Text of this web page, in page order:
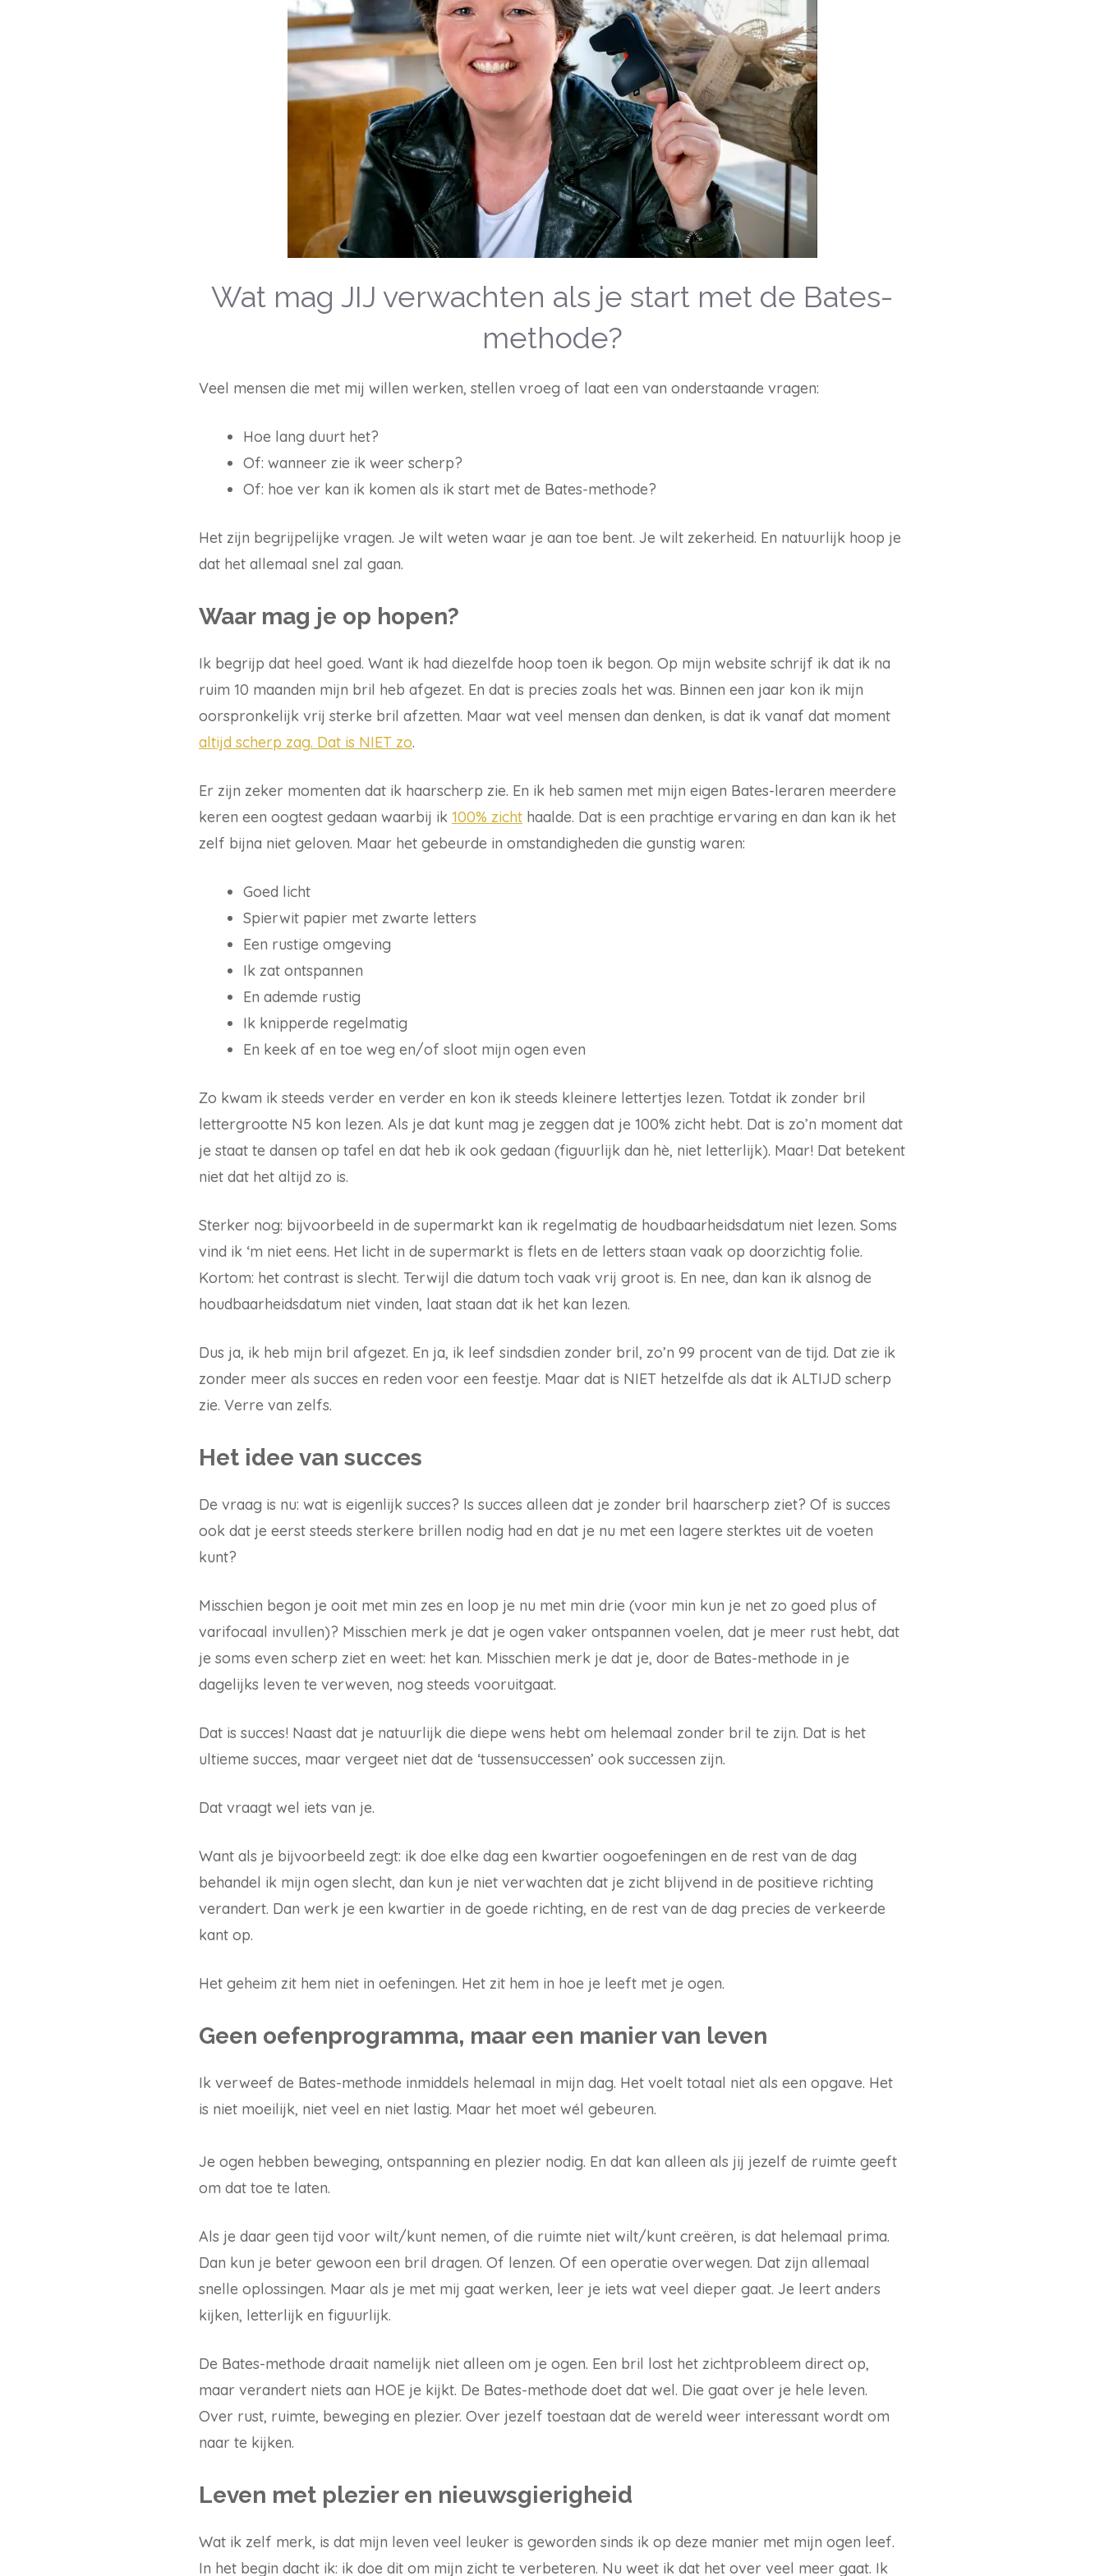
Wat mag JIJ verwachten als je start met de Bates-
methode?
Veel mensen die met mij willen werken, stellen vroeg of laat een van onderstaande vragen:
Hoe lang duurt het?
Of: wanneer zie ik weer scherp?
Of: hoe ver kan ik komen als ik start met de Bates-methode?
Het zijn begrijpelijke vragen. Je wilt weten waar je aan toe bent. Je wilt zekerheid. En natuurlijk hoop je
dat het allemaal snel zal gaan.
Waar mag je op hopen?
Ik begrijp dat heel goed. Want ik had diezelfde hoop toen ik begon. Op mijn website schrijf ik dat ik na
ruim 10 maanden mijn bril heb afgezet. En dat is precies zoals het was. Binnen een jaar kon ik mijn
oorspronkelijk vrij sterke bril afzetten. Maar wat veel mensen dan denken, is dat ik vanaf dat moment
altijd scherp zag. Dat is NIET zo.
Er zijn zeker momenten dat ik haarscherp zie. En ik heb samen met mijn eigen Bates-leraren meerdere
keren een oogtest gedaan waarbij ik 100% zicht haalde. Dat is een prachtige ervaring en dan kan ik het
zelf bijna niet geloven. Maar het gebeurde in omstandigheden die gunstig waren:
Goed licht
Spierwit papier met zwarte letters
Een rustige omgeving
Ik zat ontspannen
En ademde rustig
Ik knipperde regelmatig
En keek af en toe weg en/of sloot mijn ogen even
Zo kwam ik steeds verder en verder en kon ik steeds kleinere lettertjes lezen. Totdat ik zonder bril
lettergrootte N5 kon lezen. Als je dat kunt mag je zeggen dat je 100% zicht hebt. Dat is zo’n moment dat
je staat te dansen op tafel en dat heb ik ook gedaan (figuurlijk dan hè, niet letterlijk). Maar! Dat betekent
niet dat het altijd zo is.
Sterker nog: bijvoorbeeld in de supermarkt kan ik regelmatig de houdbaarheidsdatum niet lezen. Soms
vind ik ‘m niet eens. Het licht in de supermarkt is flets en de letters staan vaak op doorzichtig folie.
Kortom: het contrast is slecht. Terwijl die datum toch vaak vrij groot is. En nee, dan kan ik alsnog de
houdbaarheidsdatum niet vinden, laat staan dat ik het kan lezen.
Dus ja, ik heb mijn bril afgezet. En ja, ik leef sindsdien zonder bril, zo’n 99 procent van de tijd. Dat zie ik
zonder meer als succes en reden voor een feestje. Maar dat is NIET hetzelfde als dat ik ALTIJD scherp
zie. Verre van zelfs.
Het idee van succes
De vraag is nu: wat is eigenlijk succes? Is succes alleen dat je zonder bril haarscherp ziet? Of is succes
ook dat je eerst steeds sterkere brillen nodig had en dat je nu met een lagere sterktes uit de voeten
kunt?
Misschien begon je ooit met min zes en loop je nu met min drie (voor min kun je net zo goed plus of
varifocaal invullen)? Misschien merk je dat je ogen vaker ontspannen voelen, dat je meer rust hebt, dat
je soms even scherp ziet en weet: het kan. Misschien merk je dat je, door de Bates-methode in je
dagelijks leven te verweven, nog steeds vooruitgaat.
Dat is succes! Naast dat je natuurlijk die diepe wens hebt om helemaal zonder bril te zijn. Dat is het
ultieme succes, maar vergeet niet dat de ‘tussensuccessen’ ook successen zijn.
Dat vraagt wel iets van je.
Want als je bijvoorbeeld zegt: ik doe elke dag een kwartier oogoefeningen en de rest van de dag
behandel ik mijn ogen slecht, dan kun je niet verwachten dat je zicht blijvend in de positieve richting
verandert. Dan werk je een kwartier in de goede richting, en de rest van de dag precies de verkeerde
kant op.
Het geheim zit hem niet in oefeningen. Het zit hem in hoe je leeft met je ogen.
Geen oefenprogramma, maar een manier van leven
Ik verweef de Bates-methode inmiddels helemaal in mijn dag. Het voelt totaal niet als een opgave. Het
is niet moeilijk, niet veel en niet lastig. Maar het moet wél gebeuren.
Je ogen hebben beweging, ontspanning en plezier nodig. En dat kan alleen als jij jezelf de ruimte geeft
om dat toe te laten.
Als je daar geen tijd voor wilt/kunt nemen, of die ruimte niet wilt/kunt creëren, is dat helemaal prima.
Dan kun je beter gewoon een bril dragen. Of lenzen. Of een operatie overwegen. Dat zijn allemaal
snelle oplossingen. Maar als je met mij gaat werken, leer je iets wat veel dieper gaat. Je leert anders
kijken, letterlijk en figuurlijk.
De Bates-methode draait namelijk niet alleen om je ogen. Een bril lost het zichtprobleem direct op,
maar verandert niets aan HOE je kijkt. De Bates-methode doet dat wel. Die gaat over je hele leven.
Over rust, ruimte, beweging en plezier. Over jezelf toestaan dat de wereld weer interessant wordt om
naar te kijken.
Leven met plezier en nieuwsgierigheid
Wat ik zelf merk, is dat mijn leven veel leuker is geworden sinds ik op deze manier met mijn ogen leef.
In het begin dacht ik: ik doe dit om mijn zicht te verbeteren. Nu weet ik dat het over veel meer gaat. Ik